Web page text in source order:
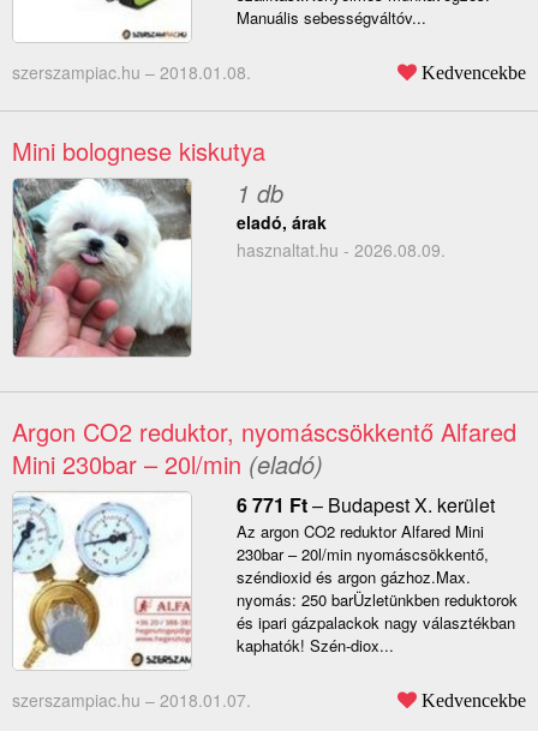
Manuális sebességváltóv...
szerszampiac.hu – 2018.01.08. Kedvencekbe
Mini bolognese kiskutya
1 db
eladó, árak
hasznaltat.hu - 2026.08.09.
Argon CO2 reduktor, nyomáscsökkentő Alfared
Mini 230bar – 20l/min (eladó)
6 771 Ft– Budapest X. kerület
Az argon CO2 reduktor Alfared Mini
230bar – 20l/min nyomáscsökkentő,
széndioxid és argon gázhoz.Max.
nyomás: 250 barÜzletünkben reduktorok
és ipari gázpalackok nagy választékban
kaphatók! Szén-diox...
szerszampiac.hu – 2018.01.07. Kedvencekbe